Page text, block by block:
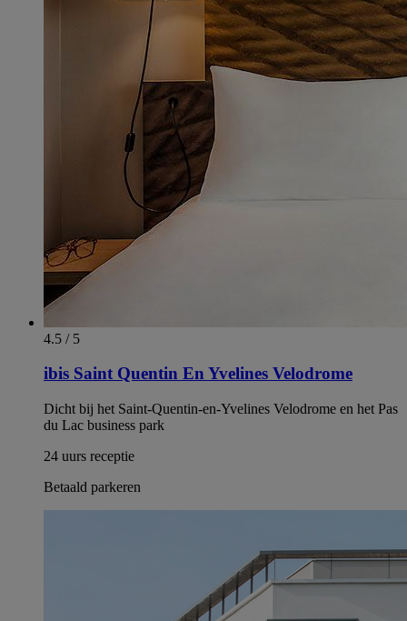
4.5 / 5
ibis Saint Quentin En Yvelines Velodrome
Dicht bij het Saint-Quentin-en-Yvelines Velodrome en het Pas
du Lac business park
24 uurs receptie
Betaald parkeren